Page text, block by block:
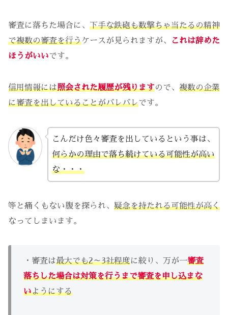
審査に落ちた場合に、 下手な鉄砲も数撃ちゃ当たるの精神
で複数の審査を行うケースが見られますが、
これは辞めた
ほうがいいです。
信用情報には照会された履歴が残りますので、 複数の企業
に審査を出していることがバレバレです。
こんだけ色々審査を出しているという事は、
何らかの理由で落ち続けている可能性が高い
な・・・
等と痛くもない腹を探られ、 疑念を持たれる可能性が高く
なってしまいます。
・審査は最大でも2～3社程度に絞り、万が一審査
落ちした場合は対策を行うまで審査を申し込まな
いようにする